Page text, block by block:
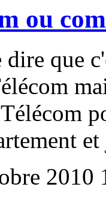
ou
dire que
et
2010